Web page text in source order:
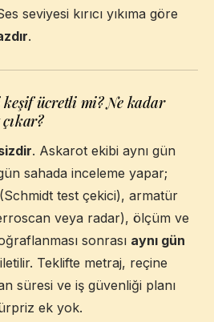
seviyesi kırıcı yıkıma göre
.
keşif ücretli mi? Ne kadar
. Askarot ekibi aynı gün
sahada inceleme yapar;
(Schmidt test çekici), armatür
veya radar), ölçüm ve
sonrası aynı gün
iletilir. Teklifte metraj, reçine
süresi ve iş güvenliği planı
ek yok.